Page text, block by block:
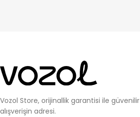
Vozol Store, orijinallik garantisi ile güvenilir
alışverişin adresi.